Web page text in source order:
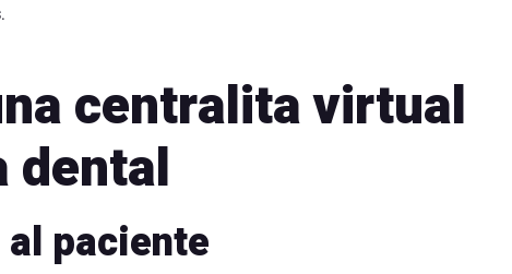
centralita virtual
dental
paciente